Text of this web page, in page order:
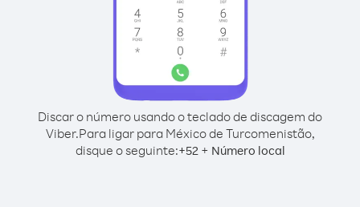
Discar o número usando o teclado de discagem do
Viber.Para ligar para México de Turcomenistão,
disque o seguinte:+52+ Número local